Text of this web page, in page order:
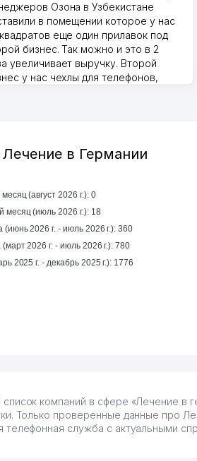
Озона в Узбекистане
в помещении которое у нас
еще один прилавок под
бизнес. Так можно и это в 2
увеличивает выручку. Второй
у нас чехлы для телефонов,
в Германии
(август 2026 г.): 0
За прошлый месяц (июль 2026 г.): 18
(июнь 2026 г. - июль 2026 г.): 360
(март 2026 г. - июль 2026 г.): 780
За год (январь 2025 г. - декабрь 2025 г.): 1776
компаний в сфере «Лечение
Только проверенные данные про
телефонная служба с актуальными